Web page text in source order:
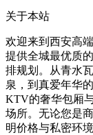
关于本站
欢迎来到西安高
提供全城最优质
排规划。从青水
泉，到真爱年华
KTV的奢华包厢
场所。无论您是
明价格与私密环